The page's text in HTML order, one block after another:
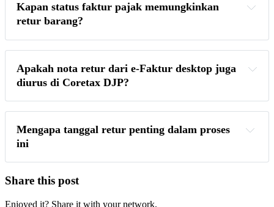
Kapan status faktur pajak memungkinkan
retur barang?
credited uncredited
Apakah nota retur dari e-Faktur desktop juga
diurus di Coretax DJP?
desktop
Mengapa tanggal retur penting dalam proses
ini
Share this post
Enjoyed it? Share it with your network.